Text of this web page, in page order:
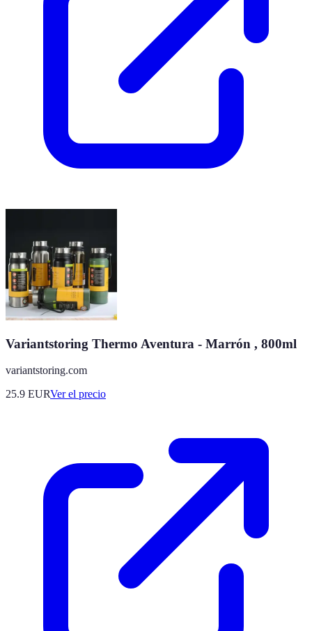
Variantstoring Thermo Aventura - Marrón , 800ml
variantstoring.com
25.9 EURVer el precio